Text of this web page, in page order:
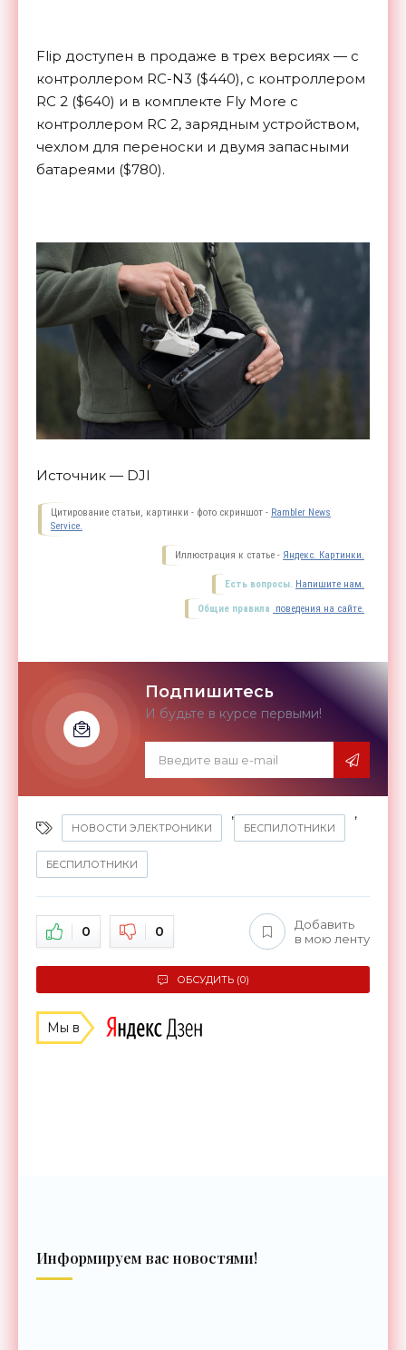
Flip доступен в продаже в трех версиях — с
контроллером RC-N3 ($440), с контроллером
RC 2 ($640) и в комплекте Fly More с
контроллером RC 2, зарядным устройством,
чехлом для переноски и двумя запасными
батареями ($780).
Источник — DJI
Цитирование статьи, картинки - фото скриншот - Rambler News
Service.
Иллюстрация к статье - Яндекс. Картинки.
Есть вопросы. Напишите нам.
Общие правила поведения на сайте.
Подпишитесь
И будьте в курсе первыми!
НОВОСТИ ЭЛЕКТРОНИКИ
,
БЕСПИЛОТНИКИ
,
БЕСПИЛОТНИКИ
0 0
Добавить
в мою ленту
ОБСУДИТЬ (0)
Мы в
Информируем вас новостями!